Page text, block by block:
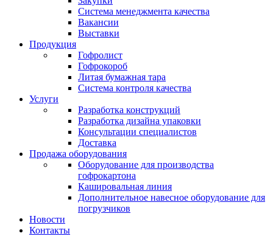
Система менеджмента качества
Вакансии
Выставки
Продукция
Гофролист
Гофрокороб
Литая бумажная тара
Система контроля качества
Услуги
Разработка конструкций
Разработка дизайна упаковки
Консультации специалистов
Доставка
Продажа оборудования
Оборудование для производства
гофрокартона
Кашировальная линия
Дополнительное навесное оборудование для
погрузчиков
Новости
Контакты